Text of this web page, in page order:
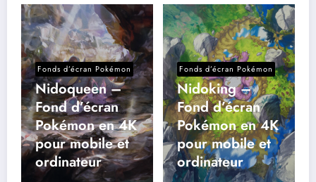
Fonds d’écran Pokémon
Nidoqueen –
Fond d’écran
Pokémon en 4K
pour mobile et
ordinateur
Fonds d’écran Pokémon
Nidoking –
Fond d’écran
Pokémon en 4K
pour mobile et
ordinateur